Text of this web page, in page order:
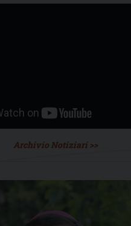
Archivio Notiziari >>